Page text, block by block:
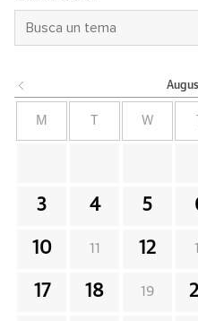
M T W
3 4 5
10 11 12
17 18 19